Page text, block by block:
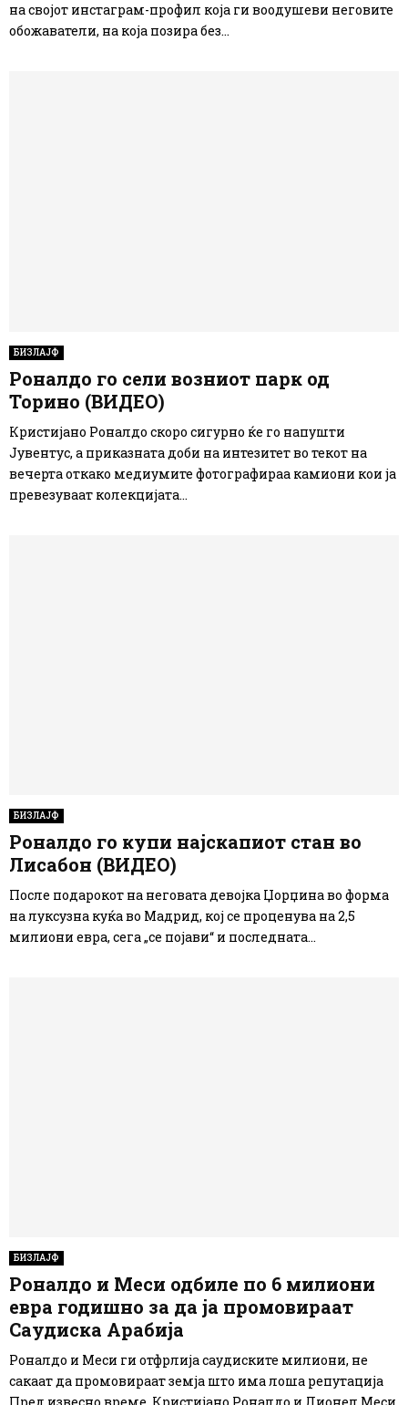
на својот инстаграм-профил која ги воодушеви неговите
обожаватели, на која позира без...
БИЗЛАЈФ
Роналдо го сели возниот парк од
Торино (ВИДЕО)
Кристијано Роналдо скоро сигурно ќе го напушти
Јувентус, а приказната доби на интезитет во текот на
вечерта откако медиумите фотографираа камиони кои ја
превезуваат колекцијата...
БИЗЛАЈФ
Роналдо го купи најскапиот стан во
Лисабон (ВИДЕО)
После подарокот на неговата девојка Џорџина во форма
на луксузна куќа во Мадрид, кој се проценува на 2,5
милиони евра, сега „се појави“ и последната...
БИЗЛАЈФ
Роналдо и Меси одбиле по 6 милиони
евра годишно за да ја промовираат
Саудиска Арабија
Роналдо и Меси ги отфрлија саудиските милиони, не
сакаат да промовираат земја што има лоша репутација